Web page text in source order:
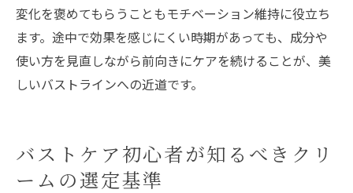
変化を褒めてもらうこともモチベーション維持に役立ち
ます。途中で効果を感じにくい時期があっても、成分や
使い方を見直しながら前向きにケアを続けることが、美
しいバストラインへの近道です。
バストケア初心者が知るべきクリ
ームの選定基準